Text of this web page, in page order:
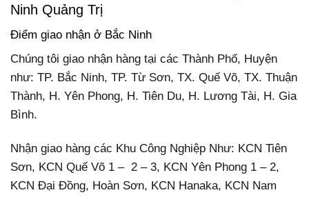
Ninh Quảng Trị
Điểm giao nhận ở Bắc Ninh
Chúng tôi giao nhận hàng tại các Thành Phố, Huyện
như: TP. Bắc Ninh, TP. Từ Sơn, TX. Quế Võ, TX. Thuận
Thành, H. Yên Phong, H. Tiên Du, H. Lương Tài, H. Gia
Bình.
Nhận giao hàng các Khu Công Nghiệp Như: KCN Tiên
Sơn, KCN Quế Võ 1 – 2 – 3, KCN Yên Phong 1 – 2,
KCN Đại Đồng, Hoàn Sơn, KCN Hanaka, KCN Nam